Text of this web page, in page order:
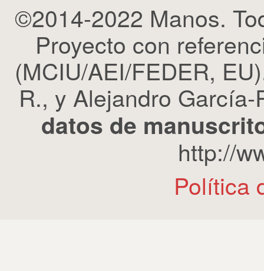
©2014-2022 Manos.
Proyecto con
(MCIU/AEI/FEDER,
R., y Alejandro
datos de
http://
Política